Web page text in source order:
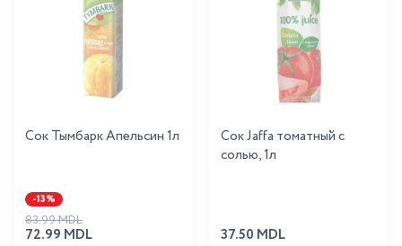
Сок Тымбарк Апельсин 1л
-13%
72.99 MDL
83.99 MDL
Сок Jaffa томатный с
солью, 1л
37.50 MDL